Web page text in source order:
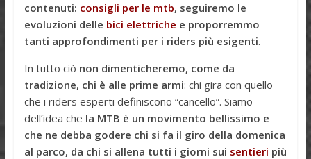
contenuti: consigli per le mtb, seguiremo le
evoluzioni delle bici elettriche e proporremmo
tanti approfondimenti per i riders più esigenti.
In tutto ciò non dimenticheremo, come da
tradizione, chi è alle prime armi: chi gira con quello
che i riders esperti definiscono “cancello”. Siamo
dell’idea che la MTB è un movimento bellissimo e
che ne debba godere chi si fa il giro della domenica
al parco, da chi si allena tutti i giorni sui sentieri più